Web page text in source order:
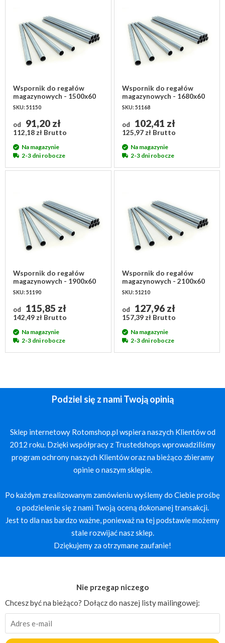
Wspornik do regałów
magazynowych - 1500x60
mm
SKU: 51150
od 91,20 zł
112,18 zł Brutto
Na magazynie
2-3 dni robocze
Wspornik do regałów
magazynowych - 1680x60
mm
SKU: 51168
od 102,41 zł
125,97 zł Brutto
Na magazynie
2-3 dni robocze
Wspornik do regałów
magazynowych - 1900x60
mm
SKU: 51190
od 115,85 zł
142,49 zł Brutto
Na magazynie
2-3 dni robocze
Wspornik do regałów
magazynowych - 2100x60
mm
SKU: 51210
od 127,96 zł
157,39 zł Brutto
Na magazynie
2-3 dni robocze
Podziel się z nami Twoją opinią
Sklep internetowy Rotomshop.pl wspiera naszych Klientów od
2012 roku. Dzięki współpracy z Trustedshops wprowadziliśmy
program ochrony naszych Klientów oraz na bieżąco zbieramy
opinie o naszym sklepie.
Po każdym zrealizowanym zamówieniu wyślemy do Ciebie prośbę
o podzielenie się z nami Twoją oceną dokonanej transakcji.
Jest to dla nas bardzo ważne, ponieważ na tej podstawie możemy
stale rozwijać nasz sklep.
Dziękujemy za otrzymane zaufanie!
Nie przegap niczego
Chcesz być na bieżąco? Dołącz do naszej listy mailingowej: